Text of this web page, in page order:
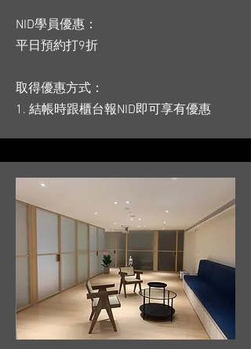
NID學員優惠：
平日預約打9折
取得優惠方式：
1. 結帳時跟櫃台報NID即可享有優惠